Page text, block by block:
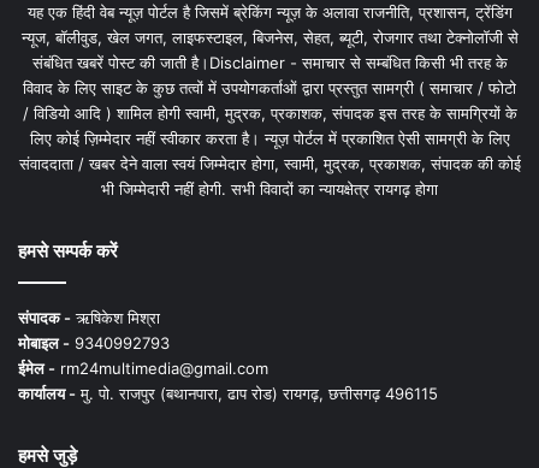
यह एक हिंदी वेब न्यूज़ पोर्टल है जिसमें ब्रेकिंग न्यूज़ के अलावा राजनीति, प्रशासन, ट्रेंडिंग
न्यूज, बॉलीवुड, खेल जगत, लाइफस्टाइल, बिजनेस, सेहत, ब्यूटी, रोजगार तथा टेक्नोलॉजी से
संबंधित खबरें पोस्ट की जाती है।Disclaimer - समाचार से सम्बंधित किसी भी तरह के
विवाद के लिए साइट के कुछ तत्वों में उपयोगकर्ताओं द्वारा प्रस्तुत सामग्री ( समाचार / फोटो
/ विडियो आदि ) शामिल होगी स्वामी, मुद्रक, प्रकाशक, संपादक इस तरह के सामग्रियों के
लिए कोई ज़िम्मेदार नहीं स्वीकार करता है। न्यूज़ पोर्टल में प्रकाशित ऐसी सामग्री के लिए
संवाददाता / खबर देने वाला स्वयं जिम्मेदार होगा, स्वामी, मुद्रक, प्रकाशक, संपादक की कोई
भी जिम्मेदारी नहीं होगी. सभी विवादों का न्यायक्षेत्र रायगढ़ होगा
हमसे सम्पर्क करें
संपादक -ऋषिकेश मिश्रा
मोबाइल - 9340992793
ईमेल - rm24multimedia@gmail.com
कार्यालय -मु. पो. राजपुर (बथानपारा, ढाप रोड) रायगढ़, छत्तीसगढ़ 496115
हमसे जुड़े